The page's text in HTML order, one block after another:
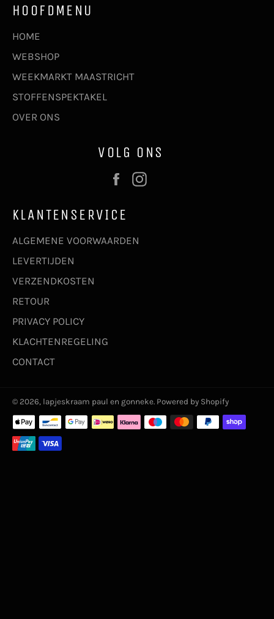
HOOFDMENU
HOME
WEBSHOP
WEEKMARKT MAASTRICHT
STOFFENSPEKTAKEL
OVER ONS
VOLG ONS
Facebook
KLANTENSERVICE
ALGEMENE VOORWAARDEN
LEVERTIJDEN
VERZENDKOSTEN
RETOUR
PRIVACY POLICY
KLACHTENREGELING
CONTACT
© 2026, lapjeskraam paul en gonneke. Powered by Shopify
Betaalmethoden